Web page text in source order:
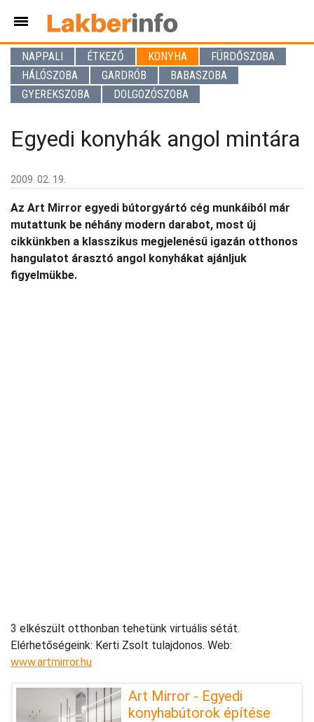
NAPPALI ÉTKEZŐ KONYHA
FÜRDŐSZOBA
HÁLÓSZOBA
GARDRÓB
BABASZOBA
GYEREKSZOBA
DOLGOZÓSZOBA
Egyedi konyhák angol mintára
2009. 02. 19.
Az Art Mirror egyedi bútorgyártó cég munkáiból már
mutattunk be néhány modern darabot, most új
cikkünkben a klasszikus megjelenésű igazán otthonos
hangulatot árasztó angol konyhákat ajánljuk
figyelmükbe.
3 elkészült otthonban tehetünk virtuális sétát.
Elérhetőségeink: Kerti Zsolt tulajdonos. Web:
www.artmirror.hu
Art Mirror - Egyedi
konyhabútorok építése